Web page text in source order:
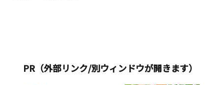
PR（外部リンク/別ウィンドウが開きます）